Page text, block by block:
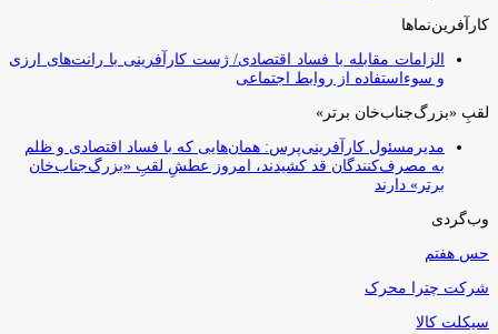
کارآفرین‌نماها
الزامات مقابله با فساد اقتصادی/ ژست کارآفرینی با رانت‌های ارزی
و سوءاستفاده از روابط اجتماعی
لقبِ «بزرگ‌جناب‌خان برتر»
مدیرمسئول کارآفرینی‌پرس: همان‌هایی که با فساد اقتصادی و ظلم
به مصرف‌کنندگان قد کشیدند، امروز عطشِ لقبِ «بزرگ‌جناب‌خان
برتر» دارند
وب‌گردی
حس هفتم
شرکت چترا محرک
سیکلت کالا